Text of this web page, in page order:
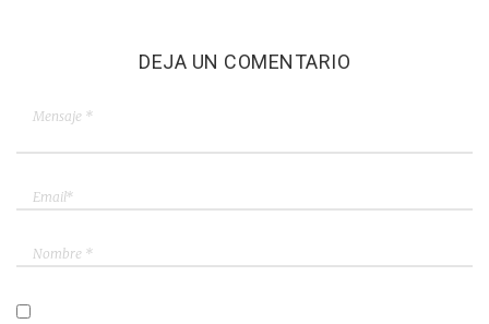
DEJA UN COMENTARIO